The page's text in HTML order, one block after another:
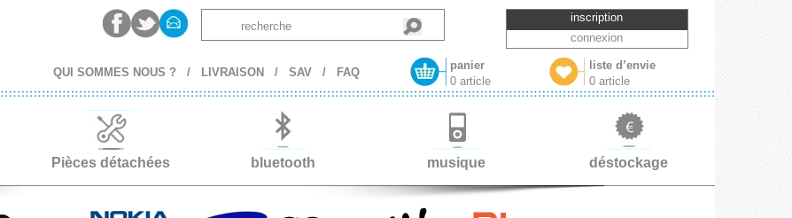
inscription
connexion
QUI SOMMES NOUS ? / LIVRAISON / SAV / FAQ
panier
0 article
liste d’envie
0 article
Pièces détachées bluetooth musique déstockage